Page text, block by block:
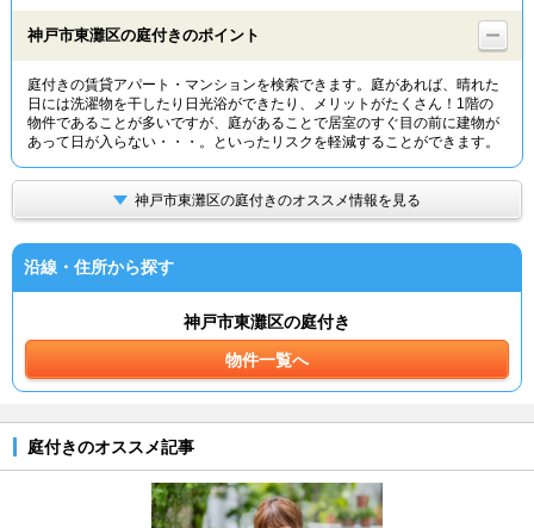
物件特集から
TOP
神戸市東灘区の庭付きのポイント
庭付きの賃貸アパート・マンションを検索できます。庭があれば、晴れた
日には洗濯物を干したり日光浴ができたり、メリットがたくさん！1階の
物件であることが多いですが、庭があることで居室のすぐ目の前に建物が
あって日が入らない・・・。といったリスクを軽減することができます。
神戸市東灘区の庭付きのオススメ情報を見る
沿線・住所から探す
神戸市東灘区の庭付き
物件一覧へ
庭付きのオススメ記事